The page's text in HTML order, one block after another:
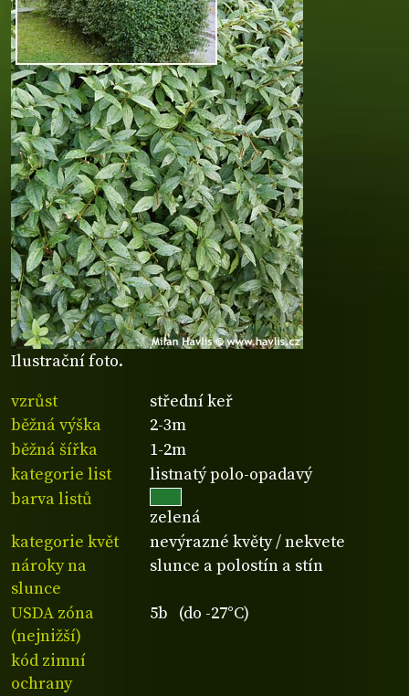
Ilustrační foto.
vzrůst
střední keř
běžná výška
2-3m
běžná šířka
1-2m
kategorie list
listnatý polo-opadavý
barva listů
zelená
kategorie květ
nevýrazné květy / nekvete
nároky na
slunce
slunce a polostín a stín
USDA zóna
(nejnižší)
5b (do -27°C)
kód zimní
ochrany